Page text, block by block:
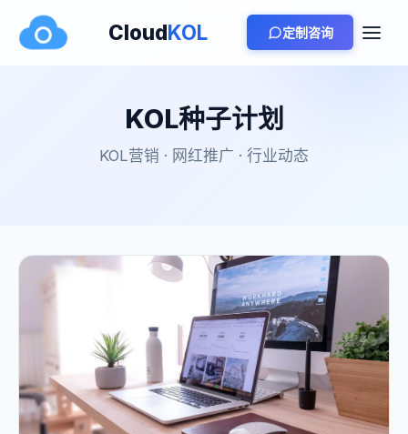
CloudKOL 定制咨询
KOL种子计划
KOL营销 · 网红推广 · 行业动态